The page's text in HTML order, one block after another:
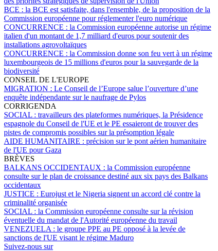
BCE : la BCE est satisfaite, dans l'ensemble, de la proposition de la
Commission européenne pour réglementer l'euro numérique
CONCURRENCE : la Commission européenne autorise un régime
italien d'un montant de 1,7 milliard d'euros pour soutenir des
installations agrovoltaïques
CONCURRENCE : la Commission donne son feu vert à un régime
luxembourgeois de 15 millions d'euros pour la sauvegarde de la
biodiversité
CONSEIL DE L'EUROPE
MIGRATION : Le Conseil de l’Europe salue l’ouverture d’une
enquête indépendante sur le naufrage de Pylos
CORRIGENDA
SOCIAL : travailleurs des plateformes numériques, la Présidence
espagnole du Conseil de l'UE et le PE essaieront de trouver des
pistes de compromis possibles sur la présomption légale
AIDE HUMANITAIRE : précision sur le pont aérien humanitaire
de l'UE pour Gaza
BRÈVES
BALKANS OCCIDENTAUX : la Commission européenne
consulte sur le plan de croissance destiné aux six pays des Balkans
occidentaux
JUSTICE : Eurojust et le Nigeria signent un accord clé contre la
criminalité organisée
SOCIAL : la Commission européenne consulte sur la révision
éventuelle du mandat de l'Autorité européenne du travail
VENEZUELA : le groupe PPE au PE opposé à la levée de
sanctions de l'UE visant le régime Maduro
Suivez-nous sur